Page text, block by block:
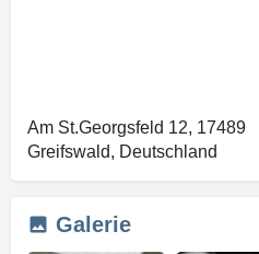
Am St.Georgsfeld 12, 17489
Greifswald, Deutschland
Galerie